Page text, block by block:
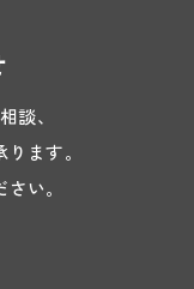
談、
ます。
い。